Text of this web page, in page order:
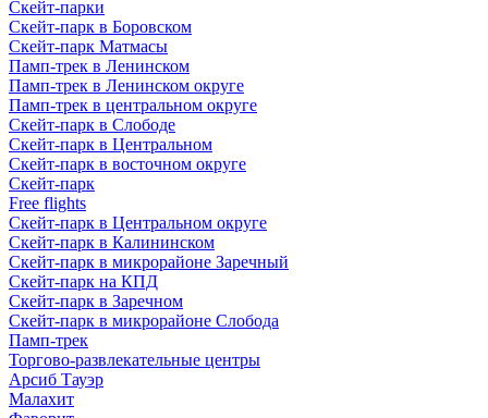
Скейт-парки
Скейт-парк в Боровском
Скейт-парк Матмасы
Памп-трек в Ленинском
Памп-трек в Ленинском округе
Памп-трек в центральном округе
Скейт-парк в Слободе
Скейт-парк в Центральном
Скейт-парк в восточном округе
Скейт-парк
Free flights
Скейт-парк в Центральном округе
Скейт-парк в Калининском
Скейт-парк в микрорайоне Заречный
Скейт-парк на КПД
Скейт-парк в Заречном
Скейт-парк в микрорайоне Слобода
Памп-трек
Торгово-развлекательные центры
Арсиб Тауэр
Малахит